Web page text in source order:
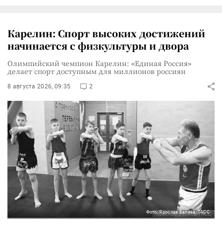
Карелин: Спорт высоких достижений
начинается с физкультуры и двора
Олимпийский чемпион Карелин: «Единая Россия»
делает спорт доступным для миллионов россиян
8 августа 2026, 09:35 2
Фото: Ярослав Беляев/ТАСС